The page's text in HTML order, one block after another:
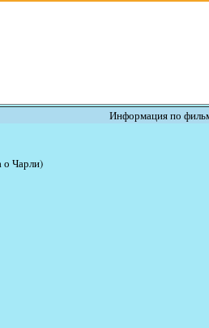
Информация по
о Чарли)